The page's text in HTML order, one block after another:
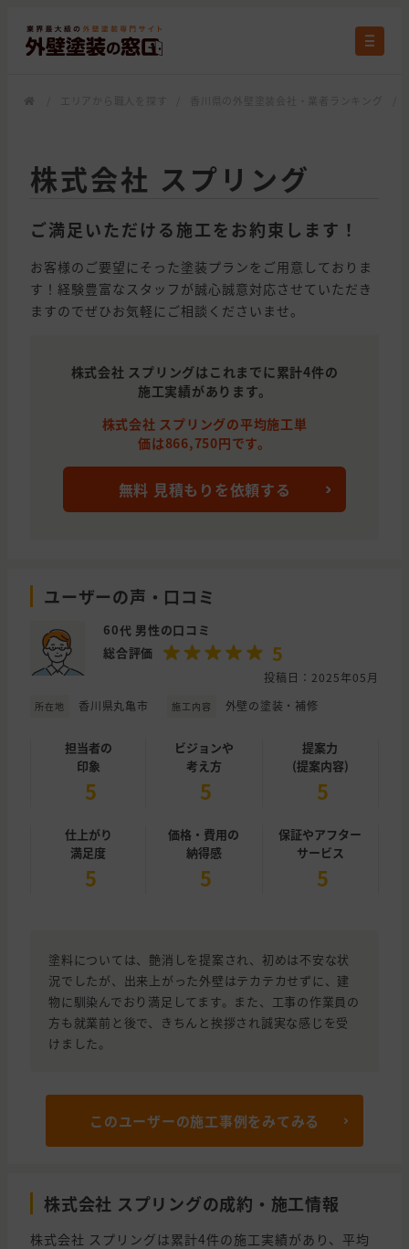
株式会社 スプリング
ご満足いただける施工をお約束します！
お客様のご要望にそった塗装プランをご用意しておりま
す！経験豊富なスタッフが誠心誠意対応させていただき
ますのでぜひお気軽にご相談くださいませ。
株式会社 スプリングはこれまでに累計4件の
施工実績があります。
株式会社 スプリングの平均施工単
価は866,750円です。
無料 見積もりを依頼する
ユーザーの声・口コミ
60代 男性の口コミ
総合評価
5
投稿日：2025年05月
所在地 香川県丸亀市 施工内容 外壁の塗装・補修
担当者の
印象
5
ビジョンや
考え方
5
提案力
(提案内容)
5
仕上がり
満足度
5
価格・費用の
納得感
5
保証やアフター
サービス
5
塗料については、艶消しを提案され、初めは不安な状
況でしたが、出来上がった外壁はテカテカせずに、建
物に馴染んでおり満足してます。また、工事の作業員の
方も就業前と後で、きちんと挨拶され誠実な感じを受
けました。
このユーザーの施工事例をみてみる
株式会社 スプリングの成約・施工情報
株式会社 スプリングは累計4件の施工実績があり、平均